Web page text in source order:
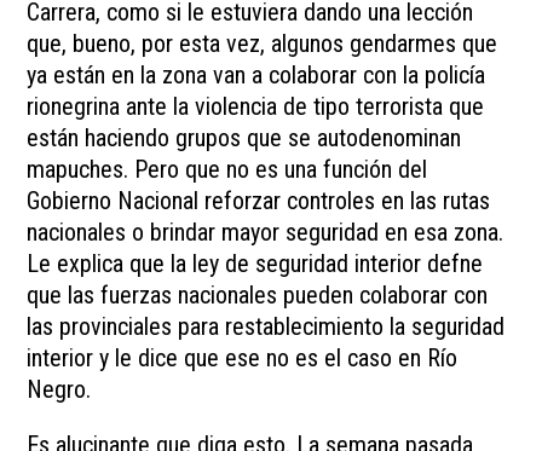
Carrera, como si le estuviera dando una lección
que, bueno, por esta vez, algunos gendarmes que
ya están en la zona van a colaborar con la policía
rionegrina ante la violencia de tipo terrorista que
están haciendo grupos que se autodenominan
mapuches. Pero que no es una función del
Gobierno Nacional reforzar controles en las rutas
nacionales o brindar mayor seguridad en esa zona.
Le explica que la ley de seguridad interior defne
que las fuerzas nacionales pueden colaborar con
las provinciales para restablecimiento la seguridad
interior y le dice que ese no es el caso en Río
Negro.